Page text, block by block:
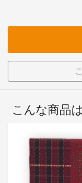
こんな商品